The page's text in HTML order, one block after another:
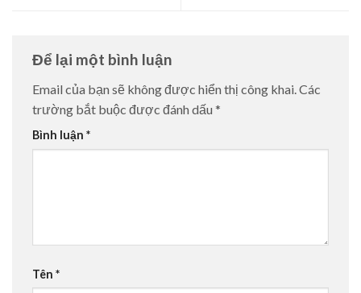
Để lại một bình luận
Email của bạn sẽ không được hiển thị công khai.Các
trường bắt buộc được đánh dấu *
Bình luận *
Tên *